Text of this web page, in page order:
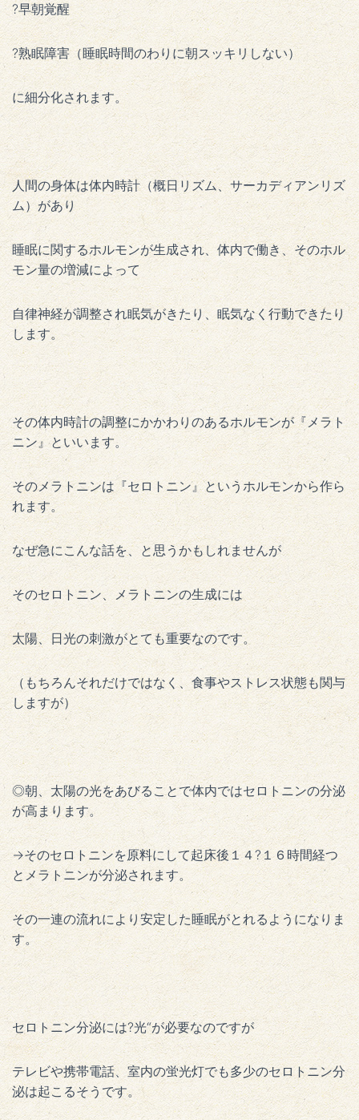
?早朝覚醒
?熟眠障害（睡眠時間のわりに朝スッキリしない）
に細分化されます。
人間の身体は体内時計（概日リズム、サーカディアンリズ
ム）があり
睡眠に関するホルモンが生成され、体内で働き、そのホル
モン量の増減によって
自律神経が調整され眠気がきたり、眠気なく行動できたり
します。
その体内時計の調整にかかわりのあるホルモンが『メラト
ニン』といいます。
そのメラトニンは『セロトニン』というホルモンから作ら
れます。
なぜ急にこんな話を、と思うかもしれませんが
そのセロトニン、メラトニンの生成には
太陽、日光の刺激がとても重要なのです。
（もちろんそれだけではなく、食事やストレス状態も関与
しますが）
◎朝、太陽の光をあびることで体内ではセロトニンの分泌
が高まります。
→そのセロトニンを原料にして起床後１４?１６時間経つ
とメラトニンが分泌されます。
その一連の流れにより安定した睡眠がとれるようになりま
す。
セロトニン分泌には?光“が必要なのですが
テレビや携帯電話、室内の蛍光灯でも多少のセロトニン分
泌は起こるそうです。